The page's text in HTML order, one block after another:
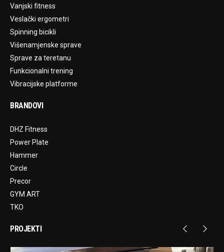
Vanjski fitness
Veslački ergometri
Spinning bicikli
Višenamjenske sprave
Sprave za teretanu
Funkcionalni trening
Vibracijske platforme
BRANDOVI
DHZ Fitness
Power Plate
Hammer
Circle
Precor
GYM ART
TKO
PROJEKTI